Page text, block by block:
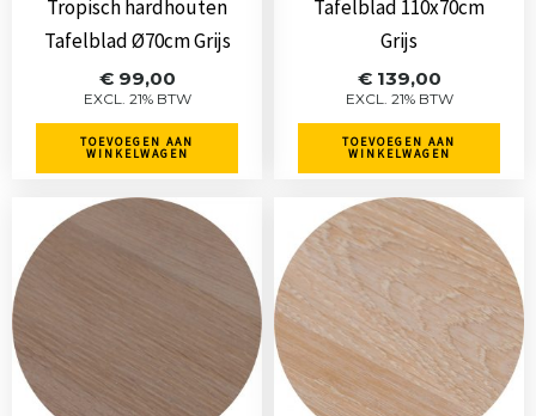
Tropisch hardhouten
Tafelblad Ø70cm Grijs
€99,00
EXCL. 21% BTW
TOEVOEGEN AAN
WINKELWAGEN
Tafelblad 110x70cm
Grijs
€139,00
EXCL. 21% BTW
TOEVOEGEN AAN
WINKELWAGEN